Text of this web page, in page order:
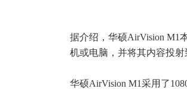
据介绍，华硕AirVision M1
机或电脑，并将其内容投射
华硕AirVision M1采用了